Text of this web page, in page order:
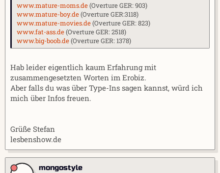
www.mature-moms.de(Overture GER: 903)
www.mature-boy.de(Overture GER:3118)
www.mature-movies.de(Overture GER: 823)
www.fat-ass.de(Overture GER: 2518)
www.big-boob.de(Overture GER: 1378)
Hab leider eigentlich kaum Erfahrung mit
zusammengesetzten Worten im Erobiz.
Aber falls du was über Type-Ins sagen kannst, würd ich
mich über Infos freuen.
Grüße Stefan
lesbenshow.de
mongostyle